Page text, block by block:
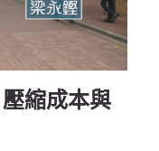
壓縮成本與